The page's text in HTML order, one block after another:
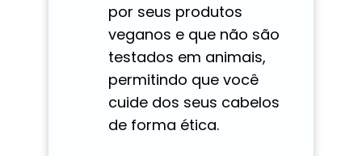
por seus produtos
veganos e que não são
testados em animais,
permitindo que você
cuide dos seus cabelos
de forma ética.